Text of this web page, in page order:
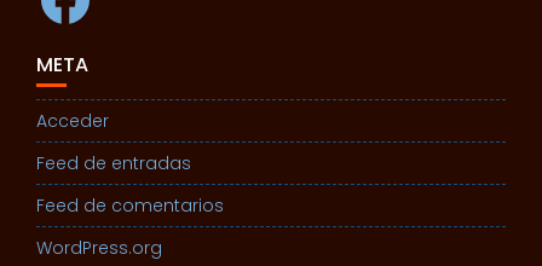
META
Acceder
Feed de entradas
Feed de comentarios
WordPress.org